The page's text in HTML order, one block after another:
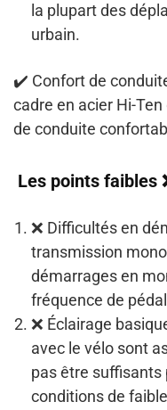
la plupart des
urbain.
✔️ Confort de
cadre en acier Hi-
de conduite
Les points faibles
❌ Difficultés en
transmission
démarrages en
fréquence de
❌ Éclairage
avec le vélo sont
pas être suffisants
conditions de